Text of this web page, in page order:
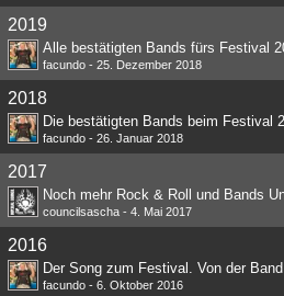
2019
Alle bestätigten Bands fürs Festival
facundo - 25. Dezember 2018
2018
Die bestätigten Bands beim Festival
facundo - 26. Januar 2018
2017
councilsascha - 4. Mai 2017
2016
Der Song zum Festival. Von der
facundo - 6. Oktober 2016